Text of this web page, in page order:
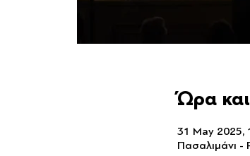
Ώρα
31 May 2025,
Πασαλιμάνι -